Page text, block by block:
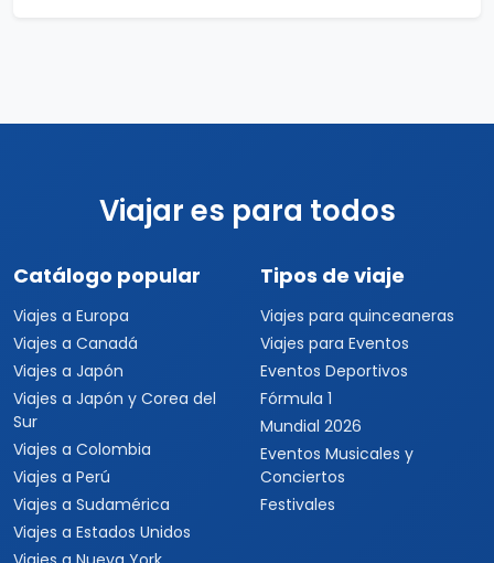
Viajar es para todos
Catálogo popular
Viajes a Europa
Viajes a Canadá
Viajes a Japón
Viajes a Japón y Corea del
Sur
Viajes a Colombia
Viajes a Perú
Viajes a Sudamérica
Viajes a Estados Unidos
Tipos de viaje
Viajes para quinceaneras
Viajes para Eventos
Eventos Deportivos
Fórmula 1
Mundial 2026
Eventos Musicales y
Conciertos
Festivales